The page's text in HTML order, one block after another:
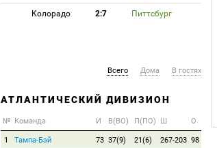
Колорадо 2:7 Питтсбург
Всего Дома В гостях
АТЛАНТИЧЕСКИЙ ДИВИЗИОН
№ Команда И В(ВО) П(ПО) Ш О
1 Тампа-Бэй 73 37(9) 21(6) 267-203 98